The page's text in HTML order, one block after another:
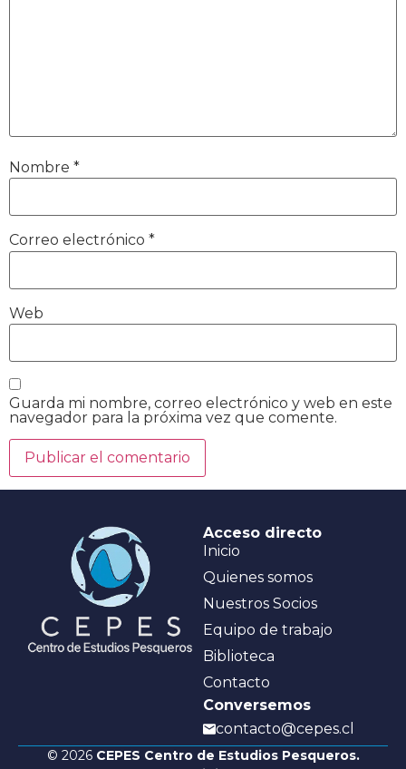
Nombre *
Correo electrónico *
Web
Guarda mi nombre, correo electrónico y web en este
navegador para la próxima vez que comente.
Acceso directo
Inicio
Quienes somos
Nuestros Socios
Equipo de trabajo
Biblioteca
Contacto
Conversemos
contacto@cepes.cl
© 2026 CEPES Centro de Estudios Pesqueros.